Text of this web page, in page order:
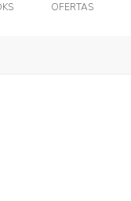
OFERTAS